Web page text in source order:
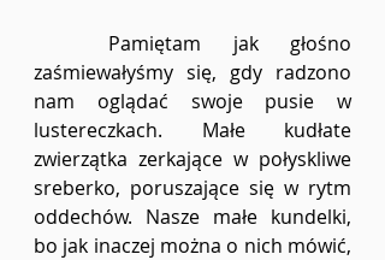
zaśmiewałyśmy się, gdy radzono
nam oglądać swoje pusie w
lustereczkach. Małe kudłate
zwierzątka zerkające w połyskliwe
sreberko, poruszające się w rytm
oddechów. Nasze małe kundelki,
bo jak inaczej można o nich mówić,